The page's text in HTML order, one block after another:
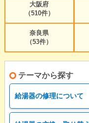
大阪府
（510件）
奈良県
（53件）
テーマから探す
給湯器の修理について